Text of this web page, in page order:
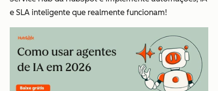
e SLA inteligente que realmente funcionam!